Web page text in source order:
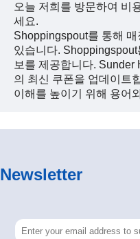
오늘 저희를 방문하여 비
세요.
Shoppingspout를 통해
있습니다.
보를 제공합니다. Sunder
의 최신 쿠폰을 업데이트
이해를 높이기 위해 용어
Newsletter